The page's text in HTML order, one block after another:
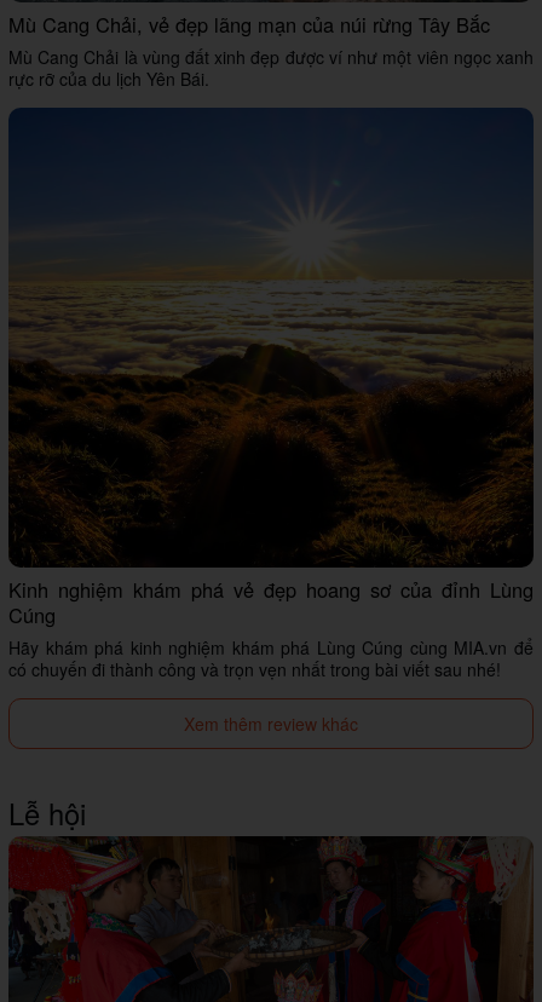
Mù Cang Chải, vẻ đẹp lãng mạn của núi rừng Tây Bắc
Mù Cang Chải là vùng đất xinh đẹp được ví như một viên ngọc xanh
rực rỡ của du lịch Yên Bái.
Kinh nghiệm khám phá vẻ đẹp hoang sơ của đỉnh Lùng
Cúng
Hãy khám phá kinh nghiệm khám phá Lùng Cúng cùng MIA.vn để
có chuyến đi thành công và trọn vẹn nhất trong bài viết sau nhé!
Xem thêm review khác
Lễ hội